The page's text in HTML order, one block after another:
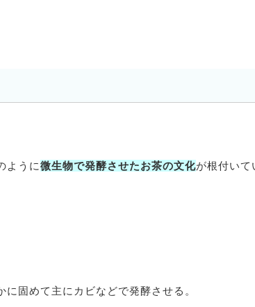
ように微生物で発酵させたお茶の文化が根付いて
固めて主にカビなどで発酵させる。